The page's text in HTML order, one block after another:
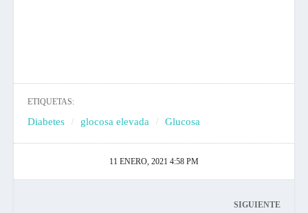
ETIQUETAS:
Diabetes glocosa elevada Glucosa
11 ENERO, 2021 4:58 PM
SIGUIENTE